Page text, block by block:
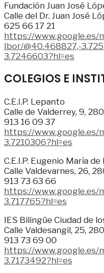
Fundación Juan José
Calle del Dr. Juan José
625 66 17 21
https://www.google.es/
Ibor/@40.468827,-
3.7246603?hl=es
COLEGIOS E
C.E.I.P. Lepanto
Calle de Valderrey, 9,
913 16 09 37
https://www.google.es/
3.7210306?hl=es
C.E.I.P. Eugenio María
Calle Valdevarnes, 26,
913 73 63 66
https://www.google.es/
3.717765?hl=es
IES Bilingüe Ciudad de
Calle Valdesangil, 25,
913 73 69 00
https://www.google.es/
3.7173492?hl=es